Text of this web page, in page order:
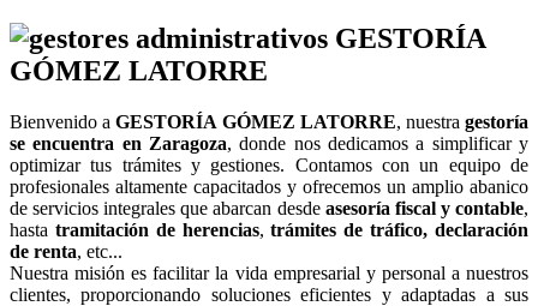
GESTORÍA
GÓMEZ LATORRE
Bienvenido aGESTORÍA GÓMEZ LATORRE, nuestragestoría
se encuentra en Zaragoza, donde nos dedicamos a simplificar y
optimizar tus trámites y gestiones. Contamos con un equipo de
profesionales altamente capacitados y ofrecemos un amplio abanico
de servicios integrales que abarcan desde asesoría fiscal y contable,
hasta tramitación de herencias,trámites de tráfico, declaración
de renta, etc...
Nuestra misión es facilitar la vida empresarial y personal a nuestros
clientes, proporcionando soluciones eficientes y adaptadas a sus